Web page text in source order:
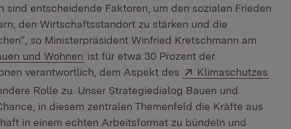
sind entscheidende Faktoren, um den sozialen Frieden
den Wirtschaftsstandort zu stärken und die
so Ministerpräsident Winfried Kretschmann am
und Wohnen (Öffnet in neuem Fenster)
ist für etwa 30 Prozent der
verantwortlich, dem Aspekt des Extern:
Klimaschutzes
Rolle zu. Unser Strategiedialog Bauen und
in diesem zentralen Themenfeld die Kräfte aus
in einem echten Arbeitsformat zu bündeln und